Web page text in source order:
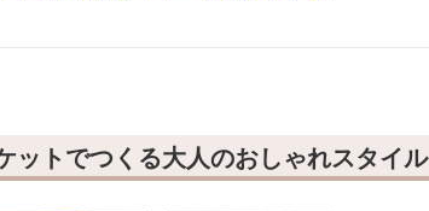
ットでつくる大人のおしゃれスタイル